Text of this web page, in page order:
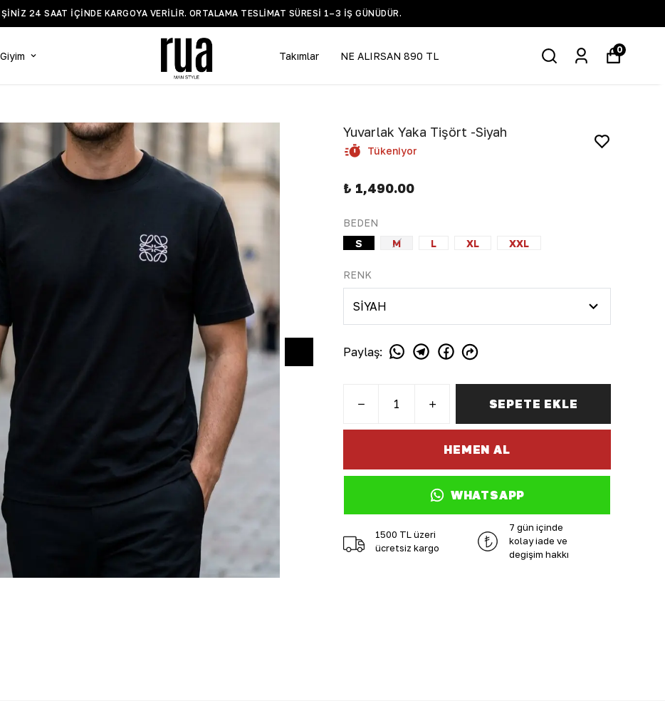
24 SAAT IÇINDE KARGOYA VERILIR. ORTALAMA TESLIMAT SÜRESI 1–3 IŞ GÜNÜDÜR.
Takımlar NE ALIRSAN 890 TL
0
Yuvarlak Yaka Tişört -Siyah
Tükeniyor
₺ 1,490.00
BEDEN
S
M L XL XXL
RENK
Paylaş:
SEPETE EKLE
HEMEN AL
WHATSAPP
1500 TL üzeri
ücretsiz kargo
7 gün içinde
kolay iade ve
değişim hakkı